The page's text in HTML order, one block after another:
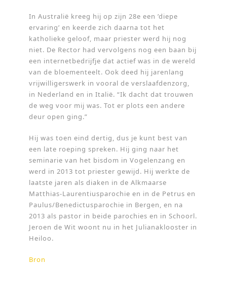
In Australië kreeg hij op zijn 28e een ’diepe
ervaring’ en keerde zich daarna tot het
katholieke geloof, maar priester werd hij nog
niet. De Rector had vervolgens nog een baan bij
een internetbedrijfje dat actief was in de wereld
van de bloementeelt. Ook deed hij jarenlang
vrijwilligerswerk in vooral de verslaafdenzorg,
in Nederland en in Italië. “Ik dacht dat trouwen
de weg voor mij was. Tot er plots een andere
deur open ging.”
Hij was toen eind dertig, dus je kunt best van
een late roeping spreken. Hij ging naar het
seminarie van het bisdom in Vogelenzang en
werd in 2013 tot priester gewijd. Hij werkte de
laatste jaren als diaken in de Alkmaarse
Matthias-Laurentiusparochie en in de Petrus en
Paulus/Benedictusparochie in Bergen, en na
2013 als pastor in beide parochies en in Schoorl.
Jeroen de Wit woont nu in het Julianaklooster in
Heiloo.
Bron